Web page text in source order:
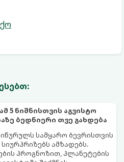
5 ნიშნისთვის აგვისტო
ბედნიერი თვე გახდება
სამყარო ბევრისთვის
ამზადებს.
პროგნოზით, პლანეტების